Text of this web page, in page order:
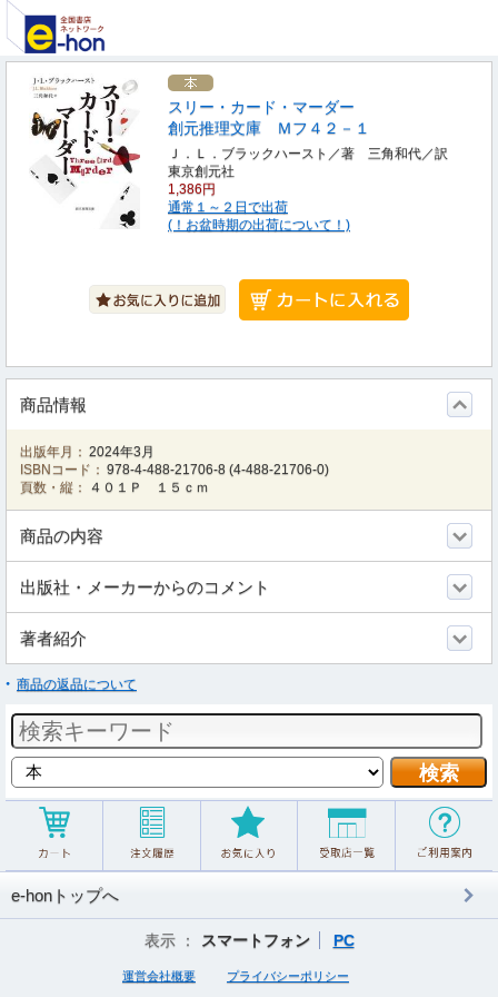
スリー・カード・マーダー
創元推理文庫 Ｍフ４２－１
Ｊ．Ｌ．ブラックハースト／著 三角和代／訳
東京創元社
1,386円
通常１～２日で出荷
(！お盆時期の出荷について！)
商品情報
出版年月： 2024年3月
ISBNコード： 978-4-488-21706-8 (4-488-21706-0)
頁数・縦：
４０１Ｐ １５ｃｍ
商品の内容
出版社・メーカーからのコメント
著者紹介
商品の返品について
e-honトップへ
表示 ： スマートフォン PC
運営会社概要 プライバシーポリシー